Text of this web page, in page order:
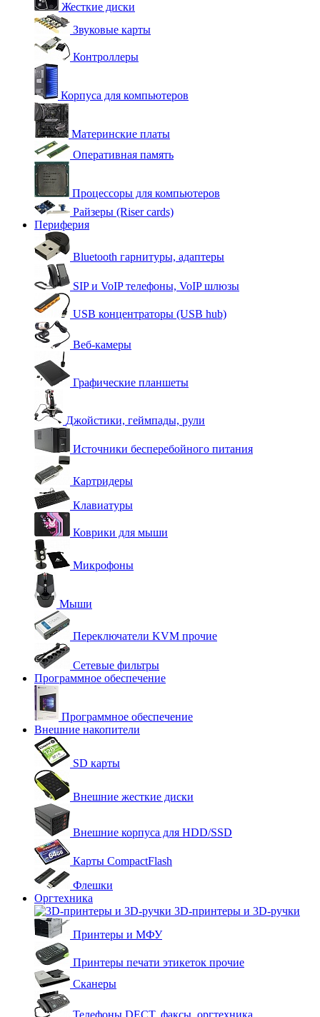
Жесткие диски
Звуковые карты
Контроллеры
Корпуса для компьютеров
Материнские платы
Оперативная память
Процессоры для компьютеров
Райзеры (Riser cards)
Периферия
Bluetooth гарнитуры, адаптеры
SIP и VoIP телефоны, VoIP шлюзы
USB концентраторы (USB hub)
Веб-камеры
Графические планшеты
Джойстики, геймпады, рули
Источники бесперебойного питания
Картридеры
Клавиатуры
Коврики для мыши
Микрофоны
Мыши
Переключатели KVM прочие
Сетевые фильтры
Программное обеспечение
Программное обеспечение
Внешние накопители
SD карты
Внешние жесткие диски
Внешние корпуса для HDD/SSD
Карты CompactFlash
Флешки
Оргтехника
3D-принтеры и 3D-ручки
Принтеры и МФУ
Принтеры печати этикеток прочие
Сканеры
Телефоны DECT, факсы, оргтехника